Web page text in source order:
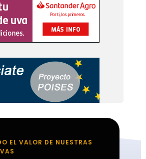
EL VALOR DE NUESTRAS